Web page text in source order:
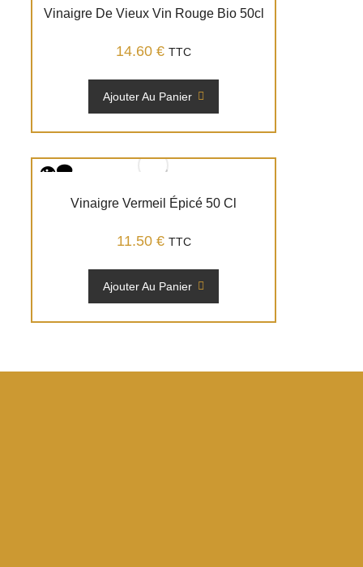
Vinaigre De Vieux Vin Rouge Bio 50cl
14.60€ TTC
Ajouter Au Panier
Vinaigre Vermeil Épicé 50 Cl
11.50 € TTC
Ajouter Au Panier